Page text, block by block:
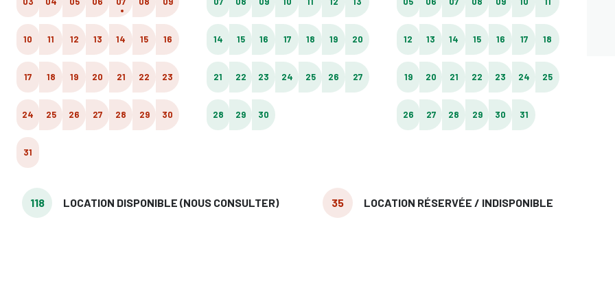
10 11 12 13 14 15 16
17 18 19 20 21 22 23
24 25 26 27 28 29 30
31
14 15 16 17 18 19 20
21 22 23 24 25 26 27
28 29 30
12 13 14 15 16 17 18
19 20 21 22 23 24 25
26 27 28 29 30 31
118 LOCATION DISPONIBLE (NOUS CONSULTER) 35 LOCATION RÉSERVÉE / INDISPONIBLE